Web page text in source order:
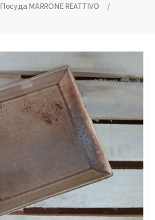
Посуда MARRONE REATTIVO
/